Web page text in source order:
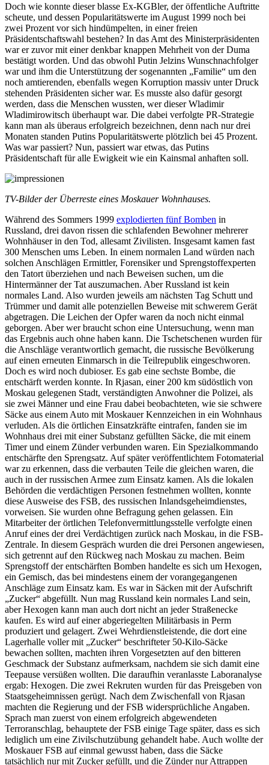
Doch wie konnte dieser blasse Ex-KGBler, der öffentliche Auftritte
scheute, und dessen Popularitätswerte im August 1999 noch bei
zwei Prozent vor sich hindümpelten, in einer freien
Präsidentschaftswahl bestehen? In das Amt des Ministerpräsidenten
war er zuvor mit einer denkbar knappen Mehrheit von der Duma
bestätigt worden. Und das obwohl Putin Jelzins Wunschnachfolger
war und ihm die Unterstützung der sogenannten „Familie“ um den
noch amtierenden, ebenfalls wegen Korruption massiv unter Druck
stehenden Präsidenten sicher war. Es musste also dafür gesorgt
werden, dass die Menschen wussten, wer dieser Wladimir
Wladimirowitsch überhaupt war. Die dabei verfolgte PR-Strategie
kann man als überaus erfolgreich bezeichnen, denn nach nur drei
Monaten standen Putins Popularitätswerte plötzlich bei 45 Prozent.
Was war passiert? Nun, passiert war etwas, das Putins
Präsidentschaft für alle Ewigkeit wie ein Kainsmal anhaften soll.
TV-Bilder der Überreste eines Moskauer Wohnhauses.
Während des Sommers 1999 explodierten fünf Bomben in
Russland, drei davon rissen die schlafenden Bewohner mehrerer
Wohnhäuser in den Tod, allesamt Zivilisten. Insgesamt kamen fast
300 Menschen ums Leben. In einem normalen Land würden nach
solchen Anschlägen Ermittler, Forensiker und Sprengstoffexperten
den Tatort überziehen und nach Beweisen suchen, um die
Hintermänner der Tat auszumachen. Aber Russland ist kein
normales Land. Also wurden jeweils am nächsten Tag Schutt und
Trümmer und damit alle potenziellen Beweise mit schwerem Gerät
abgetragen. Die Leichen der Opfer waren da noch nicht einmal
geborgen. Aber wer braucht schon eine Untersuchung, wenn man
das Ergebnis auch ohne haben kann. Die Tschetschenen wurden für
die Anschläge verantwortlich gemacht, die russische Bevölkerung
auf einen erneuten Einmarsch in die Teilrepublik eingeschworen.
Doch es wird noch dubioser. Es gab eine sechste Bombe, die
entschärft werden konnte. In Rjasan, einer 200 km südöstlich von
Moskau gelegenen Stadt, verständigten Anwohner die Polizei, als
sie zwei Männer und eine Frau dabei beobachteten, wie sie schwere
Säcke aus einem Auto mit Moskauer Kennzeichen in ein Wohnhaus
verluden. Als die örtlichen Einsatzkräfte eintrafen, fanden sie im
Wohnhaus drei mit einer Substanz gefüllten Säcke, die mit einem
Timer und einem Zünder verbunden waren. Ein Spezialkommando
entschärfte den Sprengsatz. Auf später veröffentlichtem Fotomaterial
war zu erkennen, dass die verbauten Teile die gleichen waren, die
auch in der russischen Armee zum Einsatz kamen. Als die lokalen
Behörden die verdächtigen Personen festnehmen wollten, konnte
diese Ausweise des FSB, des russischen Inlandsgeheimdienstes,
vorweisen. Sie wurden ohne Befragung gehen gelassen. Ein
Mitarbeiter der örtlichen Telefonvermittlungsstelle verfolgte einen
Anruf eines der drei Verdächtigen zurück nach Moskau, in die FSB-
Zentrale. In diesem Gespräch wurden die drei Personen angewiesen,
sich getrennt auf den Rückweg nach Moskau zu machen. Beim
Sprengstoff der entschärften Bomben handelte es sich um Hexogen,
ein Gemisch, das bei mindestens einem der vorangegangenen
Anschläge zum Einsatz kam. Es war in Säcken mit der Aufschrift
„Zucker“ abgefüllt. Nun mag Russland kein normales Land sein,
aber Hexogen kann man auch dort nicht an jeder Straßenecke
kaufen. Es wird auf einer abgeriegelten Militärbasis in Perm
produziert und gelagert. Zwei Wehrdienstleistende, die dort eine
Lagerhalle voller mit „Zucker“ beschrifteter 50-Kilo-Säcke
bewachen sollten, machten ihren Vorgesetzten auf den bitteren
Geschmack der Substanz aufmerksam, nachdem sie sich damit eine
Teepause versüßen wollten. Die daraufhin veranlasste Laboranalyse
ergab: Hexogen. Die zwei Rekruten wurden für das Preisgeben von
Staatsgeheimnissen gerügt. Nach dem Zwischenfall von Rjasan
machten die Regierung und der FSB widersprüchliche Angaben.
Sprach man zuerst von einem erfolgreich abgewendeten
Terroranschlag, behauptete der FSB einige Tage später, dass es sich
lediglich um eine Zivilschutzübung gehandelt habe. Auch wollte der
Moskauer FSB auf einmal gewusst haben, dass die Säcke
tatsächlich nur mit Zucker gefüllt, und die Zünder nur Attrappen